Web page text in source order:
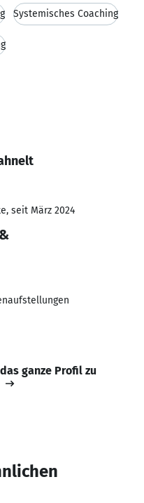
Systemisches Coaching
seit März 2024
ganze Profil zu